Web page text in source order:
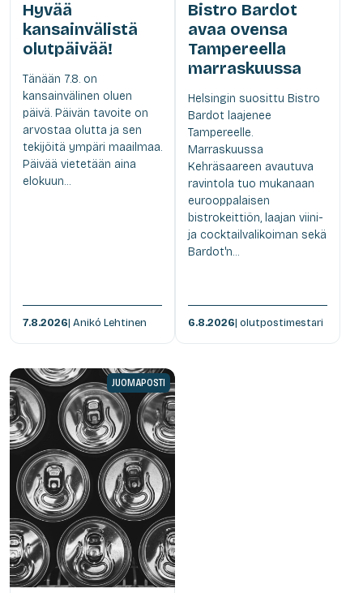
Hyvää
kansainvälistä
olutpäivää!
Tänään 7.8. on
kansainvälinen oluen
päivä. Päivän tavoite on
arvostaa olutta ja sen
tekijöitä ympäri maailmaa.
Päivää vietetään aina
elokuun...
7.8.2026| Anikó Lehtinen
Bistro Bardot
avaa ovensa
Tampereella
marraskuussa
Helsingin suosittu Bistro
Bardot laajenee
Tampereelle.
Marraskuussa
Kehräsaareen avautuva
ravintola tuo mukanaan
eurooppalaisen
bistrokeittiön, laajan viini-
ja cocktailvalikoiman sekä
Bardot'n...
6.8.2026| olutpostimestari
JUOMAPOSTI